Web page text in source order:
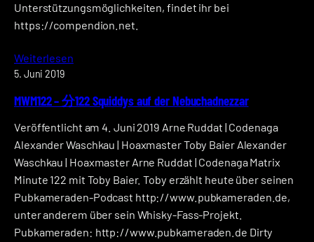
Unterstützungsmöglichkeiten, findet ihr bei
https://compendion.net.
Weiterlesen
5. Juni 2019
MWM122 – 分122 Squiddys auf der Nebuchadnezzar
Veröffentlicht am 4. Juni 2019 Arne Ruddat | Codenaga
Alexander Waschkau | Hoaxmaster Toby Baier Alexander
Waschkau | Hoaxmaster Arne Ruddat | Codenaga Matrix
Minute 122 mit Toby Baier. Toby erzählt heute über seinen
Pubkameraden-Podcast http://www.pubkameraden.de,
unter anderem über sein Whisky-Fass-Projekt.
Pubkameraden: http://www.pubkameraden.de Dirty